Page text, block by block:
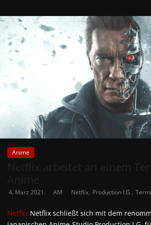
Anime
4. März 2021 AM Netflix, Production I.G.,
Netflix Netflix schließt sich mit dem